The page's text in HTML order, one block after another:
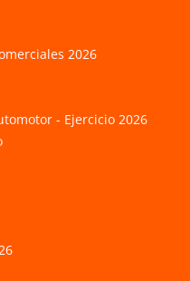
2026
- Ejercicio 2026